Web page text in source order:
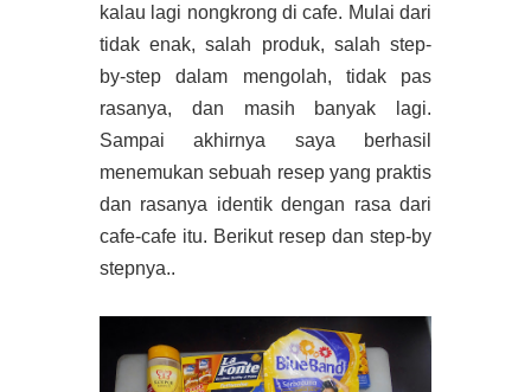
kalau lagi nongkrong di cafe. Mulai dari
tidak enak, salah produk, salah step-
by-step dalam mengolah, tidak pas
rasanya, dan masih banyak lagi.
Sampai akhirnya saya berhasil
menemukan sebuah resep yang praktis
dan rasanya identik dengan rasa dari
cafe-cafe itu. Berikut resep dan step-by
stepnya..